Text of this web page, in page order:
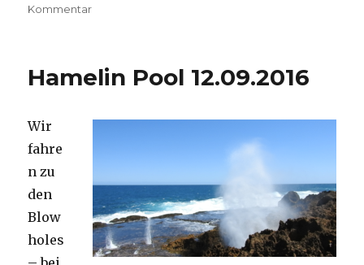
Kommentarzu
Hamelin Pool 12.09.2016
Wir
fahre
n zu
den
Blow
holes